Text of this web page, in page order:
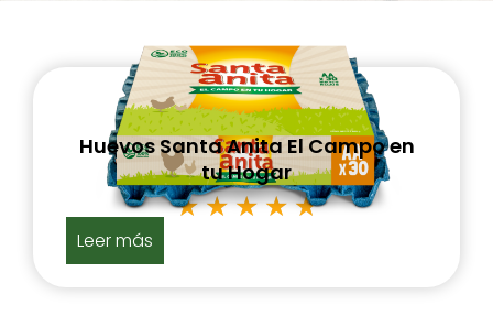
Huevos Santa Anita El Campo en
tu Hogar
★★★★★
Leer más